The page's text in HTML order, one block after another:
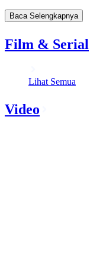
Baca Selengkapnya
Film & Serial
Lihat Semua
Video